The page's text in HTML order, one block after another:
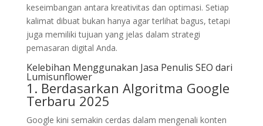
keseimbangan antara kreativitas dan optimasi. Setiap
kalimat dibuat bukan hanya agar terlihat bagus, tetapi
juga memiliki tujuan yang jelas dalam strategi
pemasaran digital Anda.
Kelebihan Menggunakan Jasa Penulis SEO dari
Lumisunflower
1. Berdasarkan Algoritma Google
Terbaru 2025
Google kini semakin cerdas dalam mengenali konten